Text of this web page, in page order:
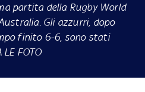
partita della Rugby World
Gli azzurri, dopo
finito 6-6, sono stati
FOTO